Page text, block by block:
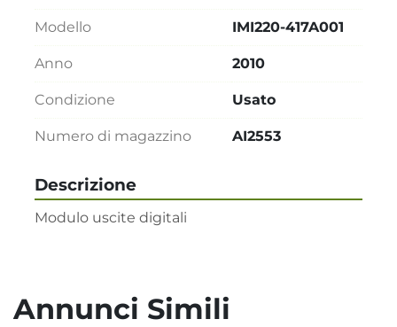
Descrizione
Modulo uscite digitali
Modello IMI220-417A001
Anno 2010
Condizione Usato
Numero di magazzino AI2553
Annunci Simili